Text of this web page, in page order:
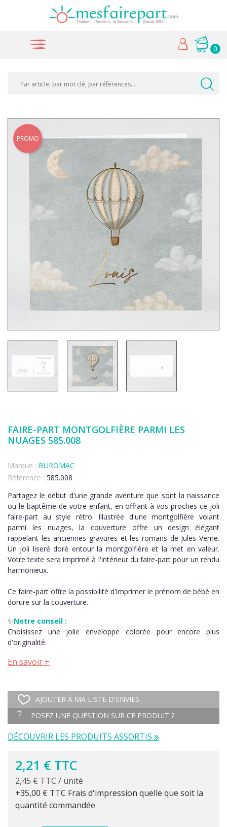
0
PROMO
FAIRE-PART MONTGOLFIÈRE PARMI LES
NUAGES 585.008
Marque : BUROMAC
Référence : 585.008
Partagez le début d'une grande aventure que sont la naissance
ou le baptême de votre enfant, en offrant à vos proches ce joli
faire-part au style rétro. Illustrée d'une montgolfière volant
parmi les nuages, la couverture offre un design élégant
rappelant les anciennes gravures et les romans de Jules Verne.
Un joli liseré doré entour la montgolfière et la met en valeur.
Votre texte sera imprimé à l'intérieur du faire-part pour un rendu
harmonieux.
Ce faire-part offre la possibilité d'imprimer le prénom de bébé en
dorure sur la couverture.
✨Notre conseil :
Choisissez une jolie enveloppe colorée pour encore plus
d'originalité.
En savoir +
AJOUTER À MA LISTE D'ENVIES
POSEZ UNE QUESTION SUR CE PRODUIT ?
DÉCOUVRIR LES PRODUITS ASSORTIS
2,21 € TTC
2,45 € TTC / unité
+35,00 € TTC Frais d'impression quelle que soit la
quantité commandée